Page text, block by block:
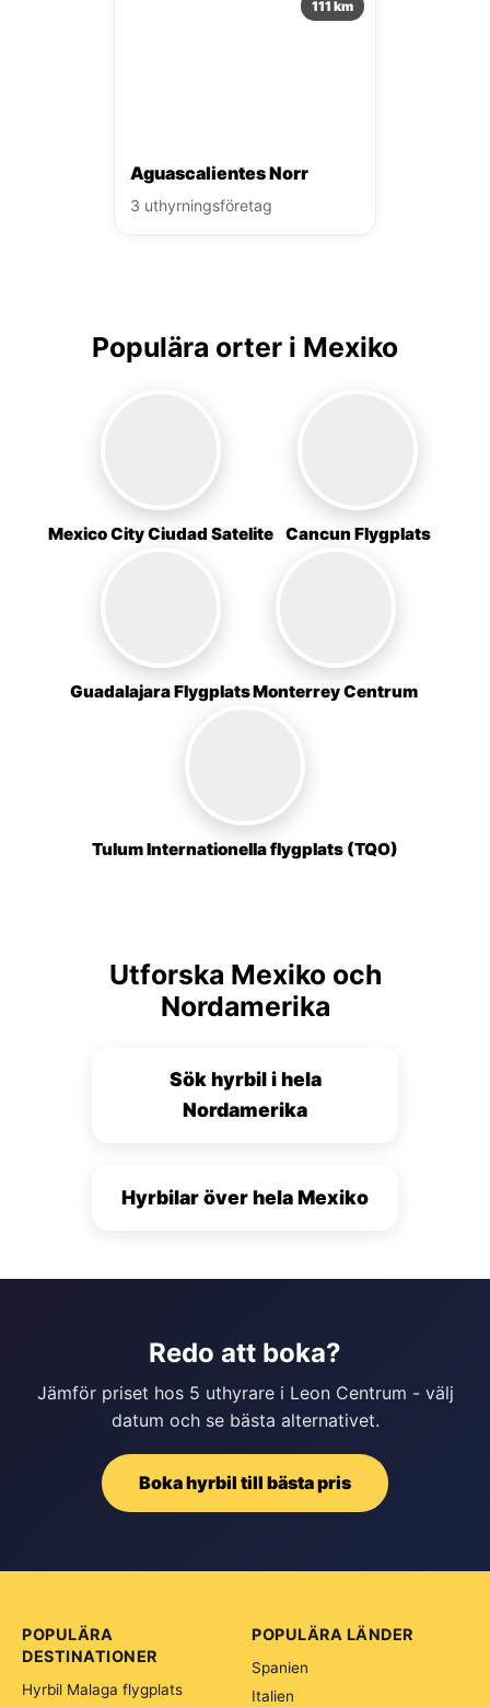
111 km
Aguascalientes Norr
3 uthyrningsföretag
Populära orter i Mexiko
Mexico City Ciudad Satelite Cancun Flygplats
Guadalajara FlygplatsMonterrey Centrum
Tulum Internationella flygplats (TQO)
Utforska Mexiko och
Nordamerika
Sök hyrbil i hela
Nordamerika
Hyrbilar över hela Mexiko
Redo att boka?
Jämför priset hos 5 uthyrare i Leon Centrum - välj
datum och se bästa alternativet.
Boka hyrbil till bästa pris
POPULÄRA
DESTINATIONER
Hyrbil Malaga flygplats
POPULÄRA LÄNDER
Spanien
Italien